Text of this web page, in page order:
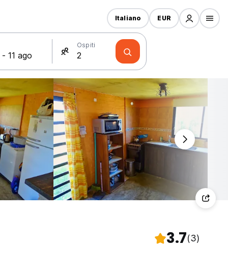
Ospiti
Italiano EUR
3.7(3)